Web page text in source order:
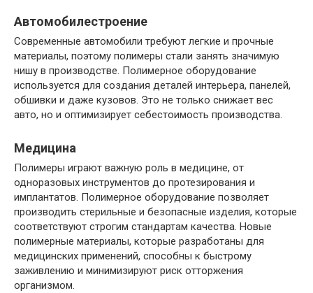
Автомобилестроение
Современные автомобили требуют легкие и прочные
материалы, поэтому полимеры стали занять значимую
нишу в производстве. Полимерное оборудование
используется для создания деталей интерьера, панелей,
обшивки и даже кузовов. Это не только снижает вес
авто, но и оптимизирует себестоимость производства.
Медицина
Полимеры играют важную роль в медицине, от
одноразовых инструментов до протезирования и
имплантатов. Полимерное оборудование позволяет
производить стерильные и безопасные изделия, которые
соответствуют строгим стандартам качества. Новые
полимерные материалы, которые разработаны для
медицинских применений, способны к быстрому
заживлению и минимизируют риск отторжения
организмом.